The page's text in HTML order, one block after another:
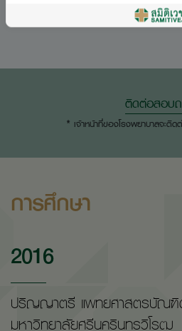
ติดต่อสอบ
* เจ้าหน้าที่ของโรงพยาบาลจะติ
การศึกษา
2016
ปริญญาตรี แพทยศาสตรบัณฑิ
มหาวิทยาลัยศรีนครินทรวิโรฒ